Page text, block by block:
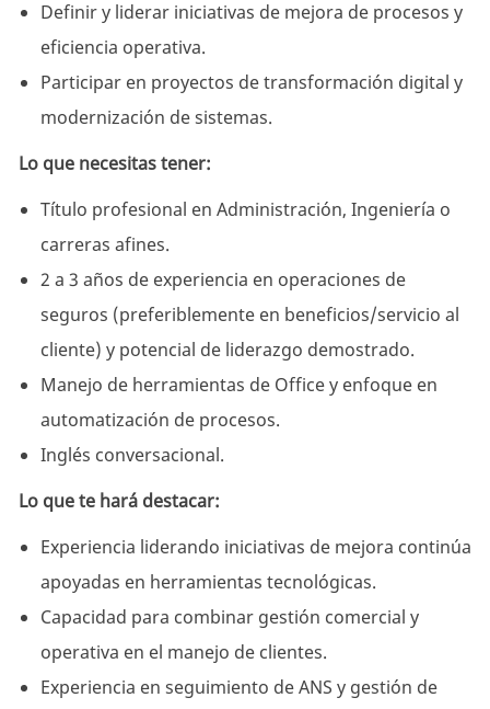
Definir y liderar iniciativas de mejora de procesos y
eficiencia operativa.
Participar en proyectos de transformación digital y
modernización de sistemas.
Lo que necesitas tener:
Título profesional en Administración, Ingeniería o
carreras afines.
2 a 3 años de experiencia en operaciones de
seguros (preferiblemente en beneficios/servicio al
cliente) y potencial de liderazgo demostrado.
Manejo de herramientas de Office y enfoque en
automatización de procesos.
Inglés conversacional.
Lo que te hará destacar:
Experiencia liderando iniciativas de mejora continúa
apoyadas en herramientas tecnológicas.
Capacidad para combinar gestión comercial y
operativa en el manejo de clientes.
Experiencia en seguimiento de ANS y gestión de